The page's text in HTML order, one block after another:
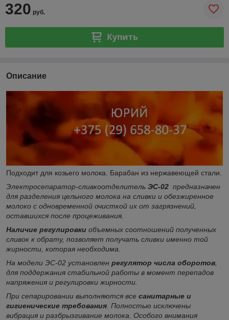
320 руб.
Купить
Описание
Подходит для козьего молока. Барабан из нержавеющей стали.
Электросепаратор-сливкоотделитель ЭС-02 предназначен
для разделения цельного молока на сливки и обезжиренное
молоко с одновременной очисткой их от загрязнений,
оставшихся после процеживания.
Наличие регулировки объемных соотношений полученных
сливок к обрату, позволяет получать сливки именно той
жирности, которая необходима.
На модели ЭС-02 установлен регулятор числа оборотов
для поддержания стабильной работы в момент перепадов
напряжения и регулировки жирности.
При сепарировании выполняются все санитарные и
гигиенические требования . Полностью исключены
вибрация и разбрызгивание молока. Особого внимания